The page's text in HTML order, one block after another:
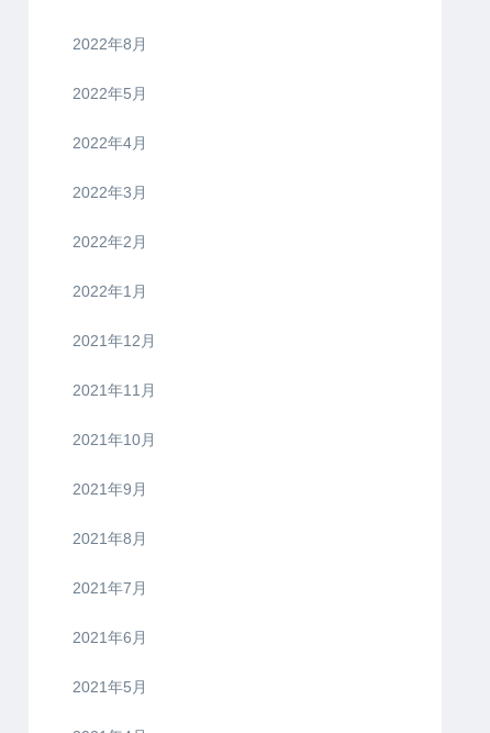
2022年8月
2022年5月
2022年4月
2022年3月
2022年2月
2022年1月
2021年12月
2021年11月
2021年10月
2021年9月
2021年8月
2021年7月
2021年6月
2021年5月